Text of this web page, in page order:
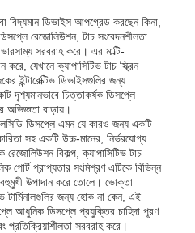
বিদ্যমান ডিভাইস আপগ্রেড করছেন কিনা,
রেজোলিউশন, টাচ সংবেদনশীলতা
সরবরাহ করে। এর মাল্টি-
যেখানে ক্যাপাসিটিভ টাচ স্ক্রিন
ইন্টারেক্টিভ ডিভাইসগুলির জন্য
দৃশ্যমানভাবে চিত্তাকর্ষক ডিসপ্লে
অভিজ্ঞতা বাড়ায়।
ডিসপ্লে এমন যে কারও জন্য একটি
সহ একটি উচ্চ-মানের, নির্ভরযোগ্য
বিকল্প, ক্যাপাসিটিভ টাচ
পোর্ট প্রাপ্যতার সংমিশ্রণ এটিকে বিভিন্ন
উপাদান করে তোলে। ভোক্তা
টার্মিনালগুলির জন্য হোক না কেন, এই
আধুনিক ডিসপ্লে প্রযুক্তির চাহিদা পূরণ
প্রতিক্রিয়াশীলতা সরবরাহ করে।